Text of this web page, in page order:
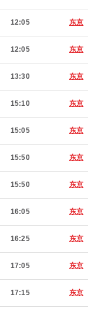
12:05 东京
12:05 东京
13:30 东京
15:10 东京
15:05 东京
15:50 东京
15:50 东京
16:05 东京
16:25 东京
17:05 东京
17:15 东京